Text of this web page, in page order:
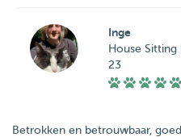
Inge
House
23
Betrokken en betrouwbaar,